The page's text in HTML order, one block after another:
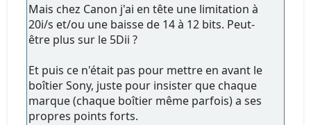
Mais chez Canon j'ai en tête une limitation à
20i/s et/ou une baisse de 14 à 12 bits. Peut-
être plus sur le 5Dii ?
Et puis ce n'était pas pour mettre en avant le
boîtier Sony, juste pour insister que chaque
marque (chaque boîtier même parfois) a ses
propres points forts.